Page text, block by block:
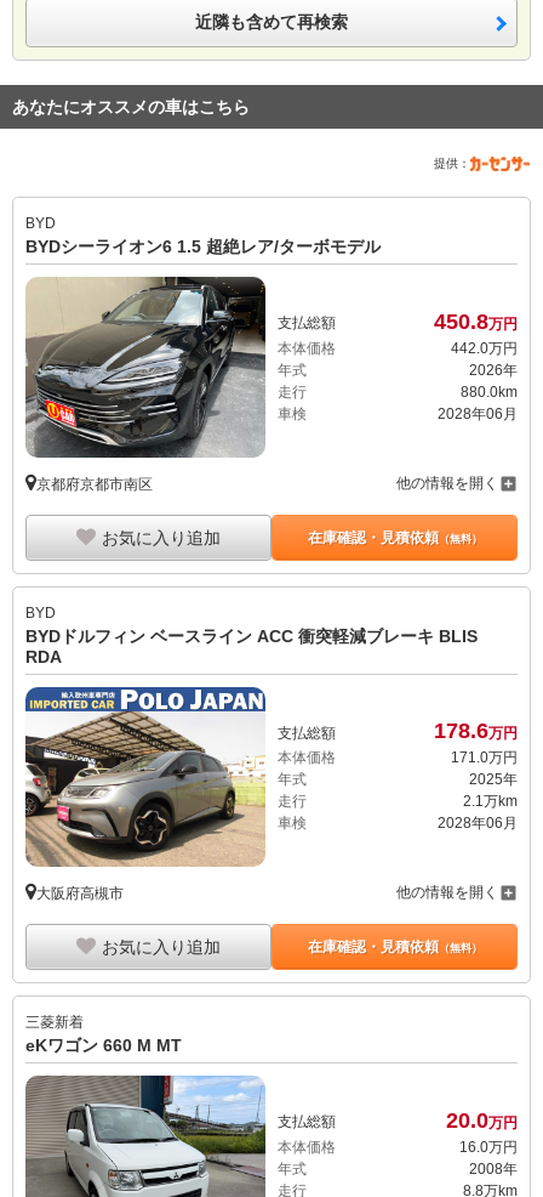
近隣も含めて再検索
あなたにオススメの車はこちら
提供：
BYD
BYDシーライオン6 1.5 超絶レア/ターボモデル
支払総額 450.8万円
本体価格
442. 0万円
年式
2026年
走行
880.0km
車検
2028年06月
京都府京都市南区 他の情報を開く
お気に入り追加 在庫確認・見積依頼（無料）
BYD
BYDドルフィン ベースライン ACC 衝突軽減ブレーキ BLIS
RDA
支払総額 178.6万円
本体価格
171.0万円
年式
2025年
走行
2.1万km
車検
2028年06月
大阪府高槻市 他の情報を開く
お気に入り追加 在庫確認・見積依頼（無料）
三菱新着
eKワゴン 660 M MT
支払総額 20.0万円
本体価格
16. 0万円
年式
2008年
走行
8.8万km